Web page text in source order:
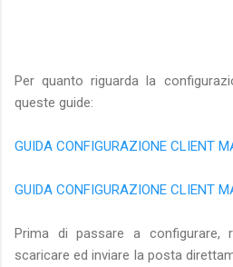
Per quanto riguarda la
queste guide:
GUIDA CONFIGURAZIONE CLIENT
GUIDA CONFIGURAZIONE CLIENT
Prima di passare a configurare,
scaricare ed inviare la posta